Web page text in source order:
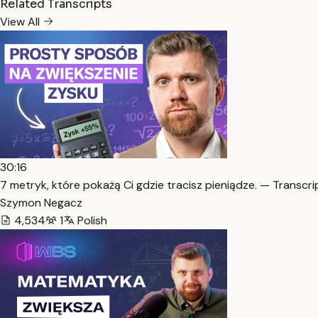
Related Transcripts
View All
30:16
7 metryk, które pokażą Ci gdzie tracisz pieniądze. —
Szymon Negacz
4,534
1 Polish